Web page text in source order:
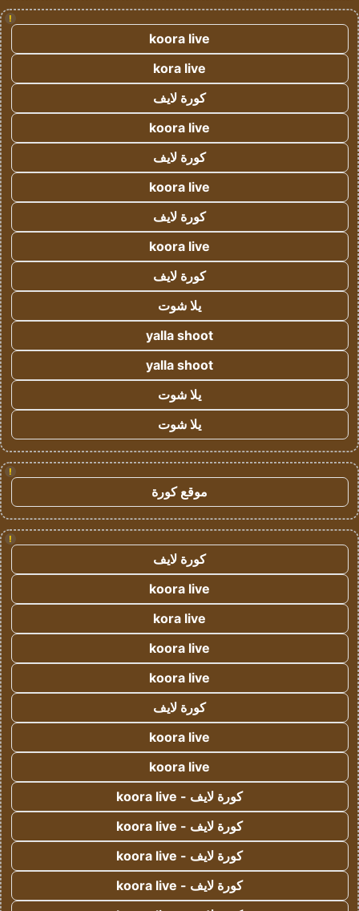
!
koora live
kora live
كورة لايف
koora live
كورة لايف
koora live
كورة لايف
koora live
كورة لايف
يلا شوت
yalla shoot
yalla shoot
يلا شوت
يلا شوت
!
موقع كورة
!
كورة لايف
koora live
kora live
koora live
koora live
كورة لايف
koora live
koora live
كورة لايف - koora live
كورة لايف - koora live
كورة لايف - koora live
كورة لايف - koora live